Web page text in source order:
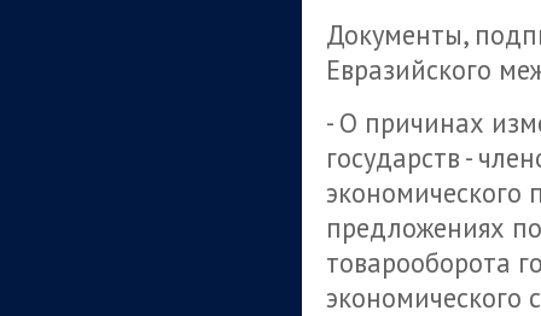
Документы,
Евразийского
- О причинах
государств -
экономического
предложениях
товарооборота
экономического